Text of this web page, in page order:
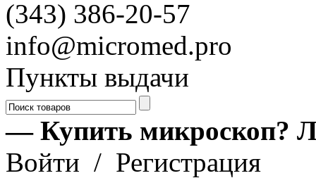
(343) 386-20-57
info@micromed.pro
Пункты выдачи
— Купить микроскоп?
Войти / Регистрация